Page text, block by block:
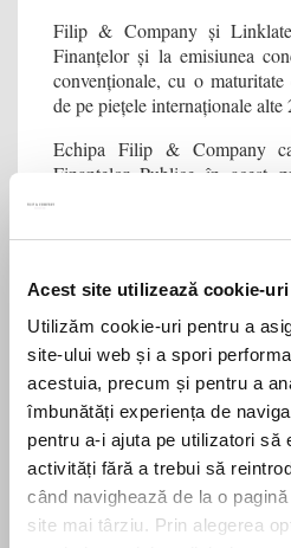
Acest site utilizează cookie-uri
Utilizăm cookie-uri pentru a
site-ului web și a spori
acestuia, precum și pentru a
îmbunătăți experiența de
pentru a-i ajuta pe utilizatori să
activități fără a trebui să
când navighează de la o
site mai târziu. Prin alegerea
Filip & Company și
Finanțelor și la emisiunea
convenționale, cu o
de pe piețele internaționale
Echipa Filip & Company
Finanțelor Publice în acest
principal din
Filip & Company are una
practici de Finanţări şi Pieţe
Echipa de avocați include
bogat dobândit în cadrul
desfăşurate atât pe plan intern,
Share this